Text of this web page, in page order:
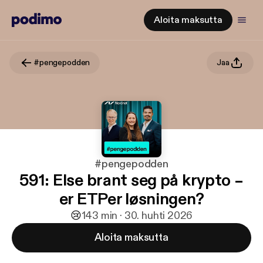
Aloita maksutta
#pengepodden Jaa
#pengepodden
591: Else brant seg på krypto –
er ETPer løsningen?
😢143 min · 30. huhti 2026
Aloita maksutta